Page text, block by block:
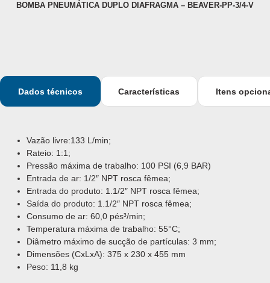
BOMBA PNEUMÁTICA DUPLO DIAFRAGMA – BEAVER-PP-3/4-V
Dados técnicos Características Itens
Vazão livre:133 L/min;
Rateio: 1:1;
Pressão máxima de trabalho: 100 PSI (6,9 BAR)
Entrada de ar: 1/2″ NPT rosca fêmea;
Entrada do produto: 1.1/2″ NPT rosca fêmea;
Saída do produto: 1.1/2″ NPT rosca fêmea;
Consumo de ar: 60,0 pés³/min;
Temperatura máxima de trabalho: 55°C;
Diâmetro máximo de sucção de partículas: 3 mm;
Dimensões (CxLxA): 375 x 230 x 455 mm
Peso: 11,8 kg